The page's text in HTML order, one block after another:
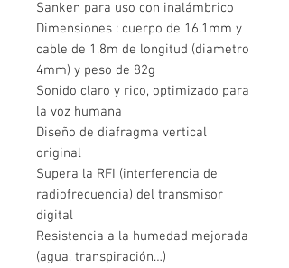
Sanken para uso con inalámbrico
Dimensiones : cuerpo de 16.1mm y
cable de 1,8m de longitud (diametro
4mm) y peso de 82g
Sonido claro y rico, optimizado para
la voz humana
Diseño de diafragma vertical
original
Supera la RFI (interferencia de
radiofrecuencia) del transmisor
digital
Resistencia a la humedad mejorada
(agua, transpiración…)